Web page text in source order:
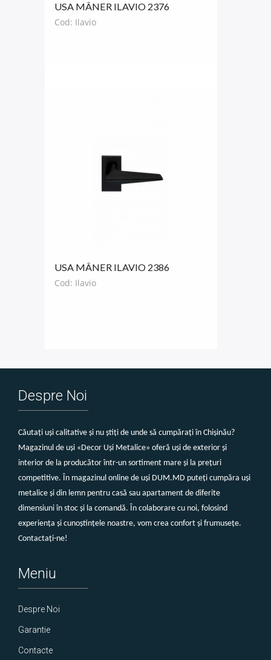
USA MÂNER ILAVIO 2376
NEAGRĂ
Cod: Ilavio
USA MÂNER ILAVIO 2386
NEAGRĂ
Cod: Ilavio
Despre Noi
Căutați uși calitative și nu știți de unde să cumpărați în Chișinău?
Magazinul de uși «Decor Uși Metalice» oferă uși de exterior și
interior de la producător într-un sortiment mare și la prețuri
competitive. În magazinul online de uși DUM.MD puteți cumpăra uși
metalice și din lemn pentru casă sau apartament de diferite
dimensiuni în stoc și la comandă. În colaborare cu noi, folosind
experiența și cunoștințele noastre, vom crea confort și frumusețe.
Contactați-ne!
Meniu
Despre Noi
Garantie
Contacte